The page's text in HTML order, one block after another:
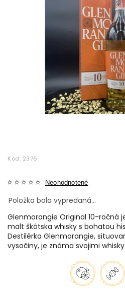
Kód: 2376
Neohodnotené
Položka bola vypredaná…
Glenmorangie Original 10-ročná
malt škótska whisky s bohatou
Destilérka Glenmorangie,
vysočiny, je známa svojimi